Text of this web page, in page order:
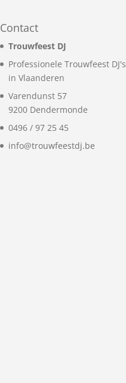
Contact
Trouwfeest DJ
Professionele Trouwfeest DJ's
in Vlaanderen
Varendunst 57
9200 Dendermonde
0496 / 97 25 45
info@trouwfeestdj.be